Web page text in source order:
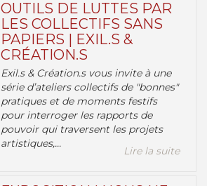
OUTILS DE LUTTES PAR
LES COLLECTIFS SANS
PAPIERS | EXIL.S &
CRÉATION.S
Exil.s & Création.s vous invite à une
série d’ateliers collectifs de "bonnes"
pratiques et de moments festifs
pour interroger les rapports de
pouvoir qui traversent les projets
artistiques,...
Lire la suite